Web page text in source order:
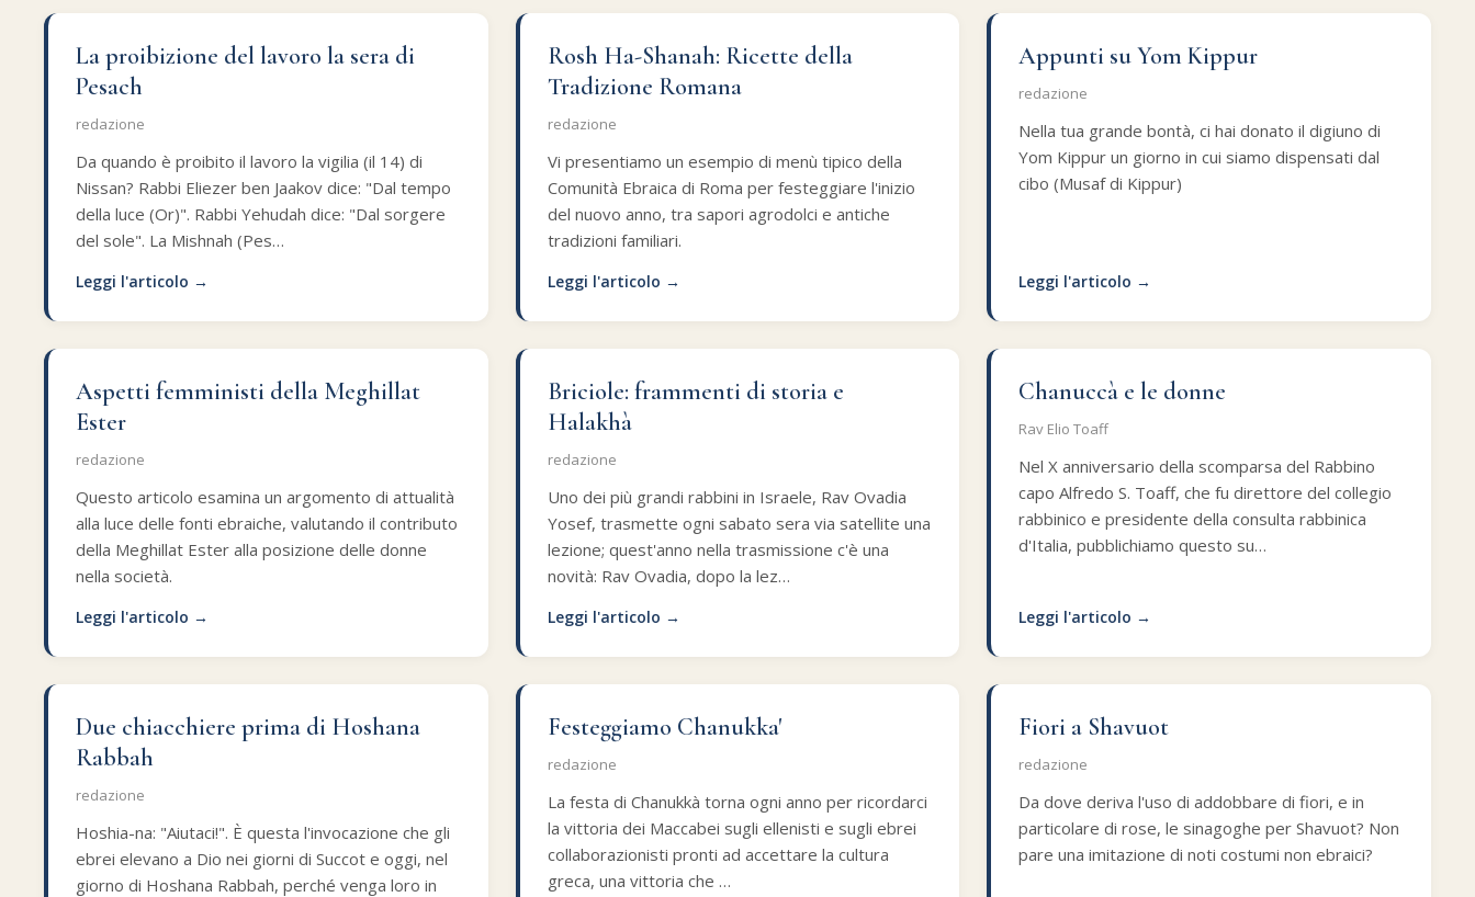
La proibizione del lavoro la sera di
Pesach
redazione
Da quando è proibito il lavoro la vigilia (il 14) di
Nissan? Rabbi Eliezer ben Jaakov dice: "Dal tempo
della luce (Or)". Rabbi Yehudah dice: "Dal sorgere
del sole". La Mishnah (Pes…
Leggi l'articolo →
Rosh Ha-Shanah: Ricette della
Tradizione Romana
redazione
Vi presentiamo un esempio di menù tipico della
Comunità Ebraica di Roma per festeggiare l'inizio
del nuovo anno, tra sapori agrodolci e antiche
tradizioni familiari.
Leggi l'articolo →
Appunti su Yom Kippur
redazione
Nella tua grande bontà, ci hai donato il digiuno di
Yom Kippur un giorno in cui siamo dispensati dal
cibo (Musaf di Kippur)
Leggi l'articolo →
Aspetti femministi della Meghillat
Ester
redazione
Questo articolo esamina un argomento di attualità
alla luce delle fonti ebraiche, valutando il contributo
della Meghillat Ester alla posizione delle donne
nella società.
Leggi l'articolo →
Briciole: frammenti di storia e
Halakhà
redazione
Uno dei più grandi rabbini in Israele, Rav Ovadia
Yosef, trasmette ogni sabato sera via satellite una
lezione; quest'anno nella trasmissione c'è una
novità: Rav Ovadia, dopo la lez…
Leggi l'articolo →
Chanuccà e le donne
Rav Elio Toaff
Nel X anniversario della scomparsa del Rabbino
capo Alfredo S. Toaff, che fu direttore del collegio
rabbinico e presidente della consulta rabbinica
d'Italia, pubblichiamo questo su…
Leggi l'articolo →
Due chiacchiere prima di Hoshana
Rabbah
redazione
Hoshia-na: "Aiutaci!". È questa l'invocazione che gli
ebrei elevano a Dio nei giorni di Succot e oggi, nel
giorno di Hoshana Rabbah, perché venga loro in
Festeggiamo Chanukka'
redazione
La festa di Chanukkà torna ogni anno per ricordarci
la vittoria dei Maccabei sugli ellenisti e sugli ebrei
collaborazionisti pronti ad accettare la cultura
greca, una vittoria che …
Fiori a Shavuot
redazione
Da dove deriva l'uso di addobbare di fiori, e in
particolare di rose, le sinagoghe per Shavuot? Non
pare una imitazione di noti costumi non ebraici?